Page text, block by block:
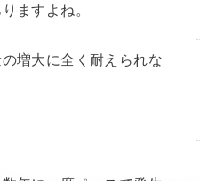
ますよね。
増大に全く耐えられな